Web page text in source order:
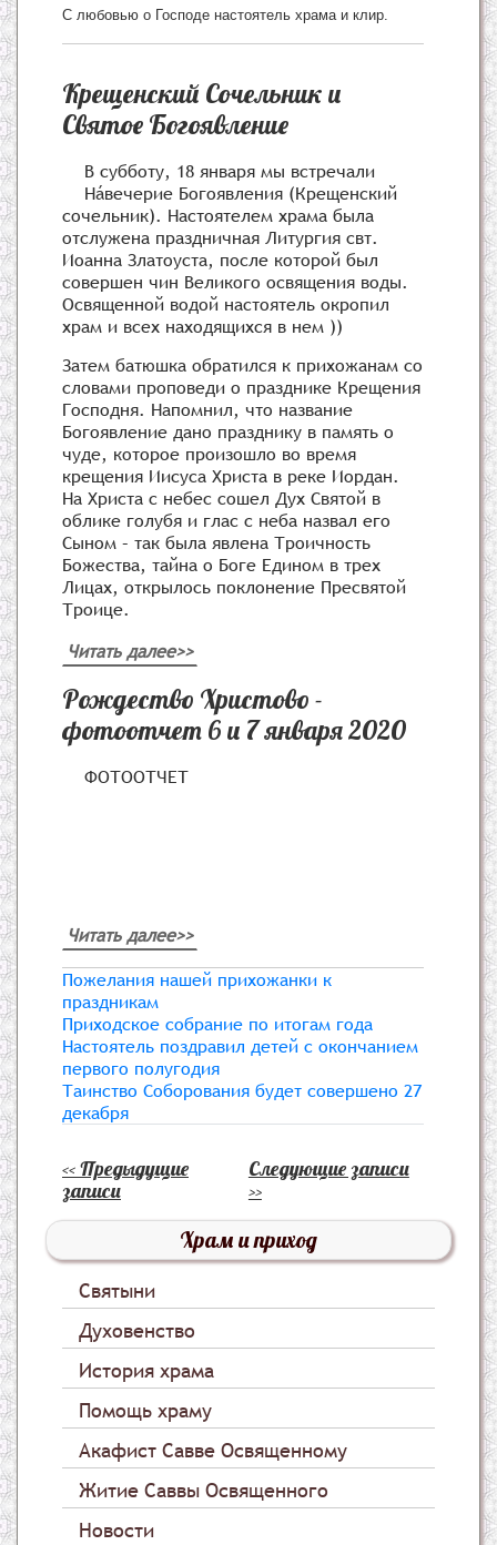
С любовью о Господе настоятель храма и клир.
Крещенский Сочельник и
Святое Богоявление
В субботу, 18 января мы встречали
Нáвечерие Богоявления (Крещенский
сочельник). Настоятелем храма была
отслужена праздничная Литургия свт.
Иоанна Златоуста, после которой был
совершен чин Великого освящения воды.
Освященной водой настоятель окропил
храм и всех находящихся в нем ))
Затем батюшка обратился к прихожанам со
словами проповеди о празднике Крещения
Господня. Напомнил, что название
Богоявление дано празднику в память о
чуде, которое произошло во время
крещения Иисуса Христа в реке Иордан.
На Христа с небес сошел Дух Святой в
облике голубя и глас с неба назвал его
Сыном – так была явлена Троичность
Божества, тайна о Боге Едином в трех
Лицах, открылось поклонение Пресвятой
Троице.
Читать далее>>
Рождество Христово -
фотоотчет 6 и 7 января 2020
ФОТООТЧЕТ
Читать далее>>
Пожелания нашей прихожанки к
праздникам
Приходское собрание по итогам года
Настоятель поздравил детей с окончанием
первого полугодия
Таинство Соборования будет совершено 27
декабря
<< Предыдущие
записи
Следующие записи
>>
Храм и приход
Святыни
Духовенство
История храма
Помощь храму
Акафист Савве Освященному
Житие Саввы Освященного
Новости